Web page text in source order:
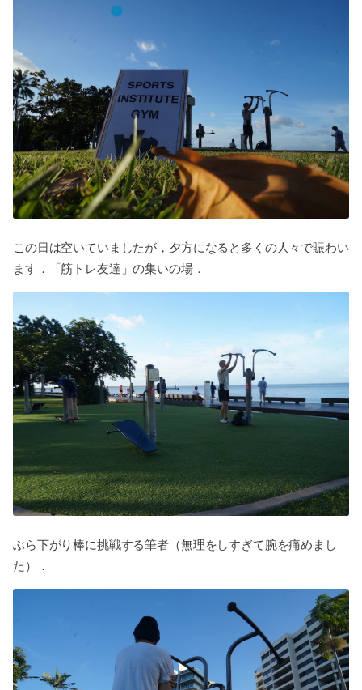
この日は空いていましたが，夕方になると多くの人々で賑わい
ます．「筋トレ友達」の集いの場．
ぶら下がり棒に挑戦する筆者（無理をしすぎて腕を痛めまし
た）．